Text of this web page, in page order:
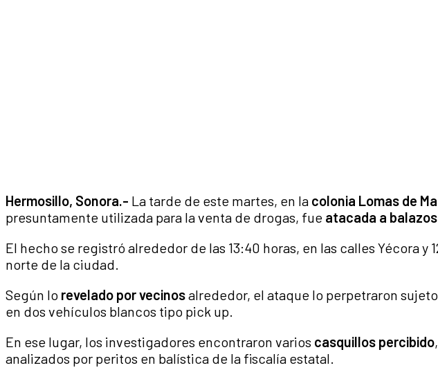
Hermosillo, Sonora.- La tarde de este martes, en la colonia Lomas de
presuntamente utilizada para la venta de drogas, fue atacada a balazos
El hecho se registró alrededor de las 13:40 horas, en las calles Yécora y
norte de la ciudad.
Según lo revelado por vecinosalrededor, el ataque lo perpetraron
en dos vehículos blancos tipo pick up.
En ese lugar, los investigadores encontraron varios casquillos percibido
analizados por peritos en balística de la fiscalía estatal.